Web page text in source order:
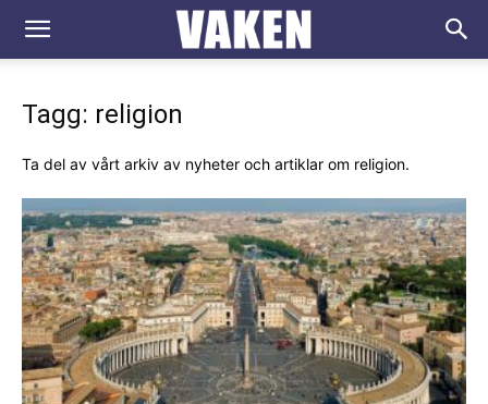
VAKEN.se
Tagg: religion
Ta del av vårt arkiv av nyheter och artiklar om religion.